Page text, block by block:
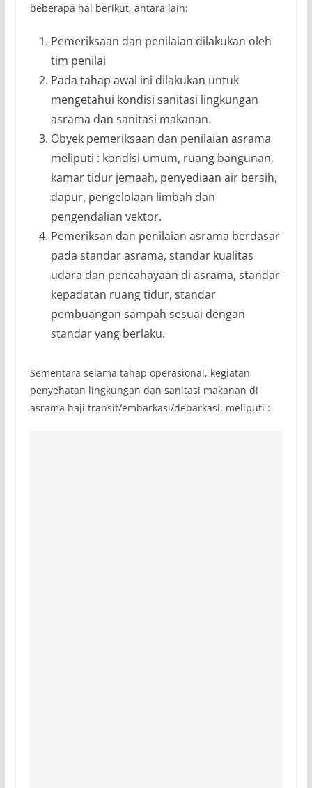
beberapa hal berikut, antara lain:
Pemeriksaan dan penilaian dilakukan oleh
tim penilai
Pada tahap awal ini dilakukan untuk
mengetahui kondisi sanitasi lingkungan
asrama dan sanitasi makanan.
Obyek pemeriksaan dan penilaian asrama
meliputi : kondisi umum, ruang bangunan,
kamar tidur jemaah, penyediaan air bersih,
dapur, pengelolaan limbah dan
pengendalian vektor.
Pemeriksan dan penilaian asrama berdasar
pada standar asrama, standar kualitas
udara dan pencahayaan di asrama, standar
kepadatan ruang tidur, standar
pembuangan sampah sesuai dengan
standar yang berlaku.
Sementara selama tahap operasional, kegiatan
penyehatan lingkungan dan sanitasi makanan di
asrama haji transit/embarkasi/debarkasi, meliputi :